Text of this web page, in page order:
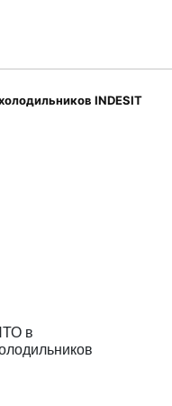
58309370000
58387660000
INDESIT
в